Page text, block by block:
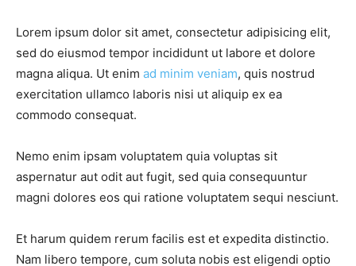
Lorem ipsum dolor sit amet, consectetur adipisicing elit,
sed do eiusmod tempor incididunt ut labore et dolore
magna aliqua. Ut enim ad minim veniam, quis nostrud
exercitation ullamco laboris nisi ut aliquip ex ea
commodo consequat.
Nemo enim ipsam voluptatem quia voluptas sit
aspernatur aut odit aut fugit, sed quia consequuntur
magni dolores eos qui ratione voluptatem sequi nesciunt.
Et harum quidem rerum facilis est et expedita distinctio.
Nam libero tempore, cum soluta nobis est eligendi optio